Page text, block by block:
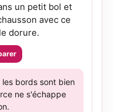
un petit bol et
avec ce
dorure.
bords sont bien
ne s'échappe